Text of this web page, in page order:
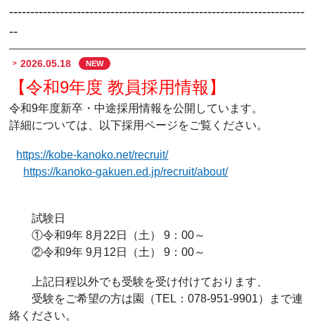
----------------------------------------------------------------------
--
2026.05.18 NEW
【令和9年度 教員採用情報】
令和9年度新卒・中途採用情報を公開しています。
詳細については、以下採用ページをご覧ください。
https://kobe-kanoko.net/recruit/
https://kanoko-gakuen.ed.jp/recruit/about/
試験日
①令和9年 8月22日（土） 9：00～
②令和9年 9月12日（土） 9：00～
上記日程以外でも受験を受け付けております、
受験をご希望の方は園（TEL：078-951-9901）まで連
絡ください。